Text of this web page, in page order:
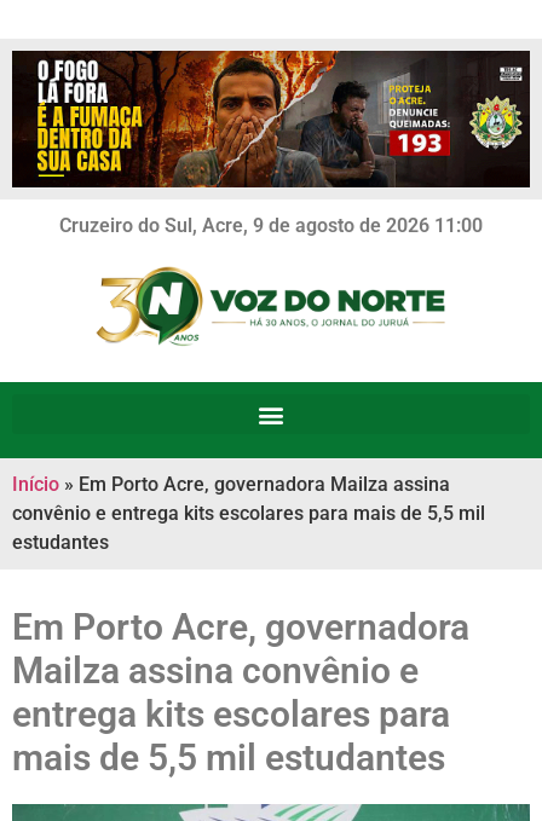
Cruzeiro do Sul, Acre, 9 de agosto de 2026 11:00
Início » Em Porto Acre, governadora Mailza assina
convênio e entrega kits escolares para mais de 5,5 mil
estudantes
Em Porto Acre, governadora
Mailza assina convênio e
entrega kits escolares para
mais de 5,5 mil estudantes